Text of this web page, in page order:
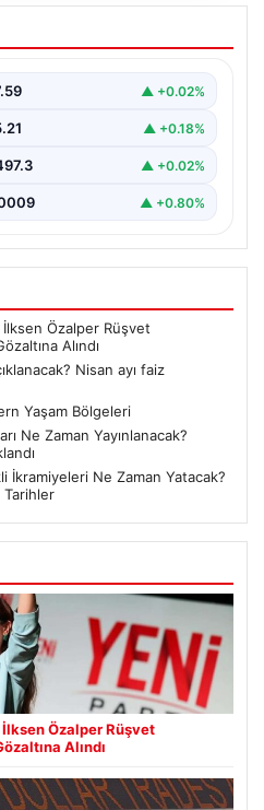
açıklanacak?
belli oldu
▲ +0.02%
▲ +0.18%
▲ +0.02%
▲ +0.80%
İlksen Özalper Rüşvet
Alındı
Nisan ayı faiz
Yaşam Bölgeleri
Ne Zaman Yayınlanacak?
İkramiyeleri Ne Zaman Yatacak?
Tarihler
Özalper Rüşvet
Alındı